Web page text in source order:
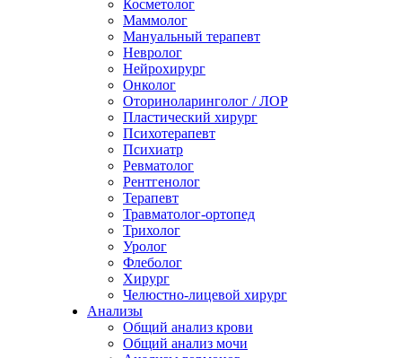
Косметолог
Маммолог
Мануальный терапевт
Невролог
Нейрохирург
Онколог
Оториноларинголог / ЛОР
Пластический хирург
Психотерапевт
Психиатр
Ревматолог
Рентгенолог
Терапевт
Травматолог-ортопед
Трихолог
Уролог
Флеболог
Хирург
Челюстно-лицевой хирург
Анализы
Общий анализ крови
Общий анализ мочи